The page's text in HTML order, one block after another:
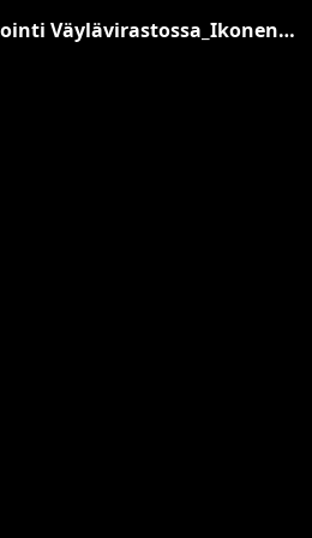
bSDD:n pilotointi Väylävirastossa_Ikonen-Tapper.pdf